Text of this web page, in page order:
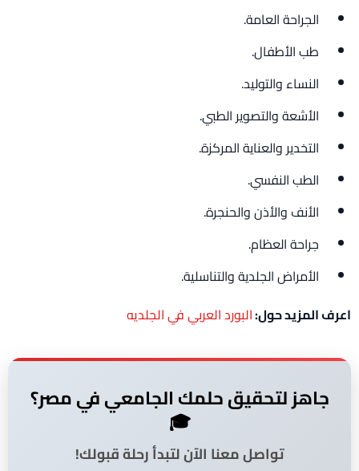
الجراحة العامة.
طب الأطفال.
النساء والتوليد.
الأشعة والتصوير الطبي.
التخدير والعناية المركزة.
الطب النفسي.
الأنف والأذن والحنجرة.
جراحة العظام.
الأمراض الجلدية والتناسلية.
اعرف المزيد حول:البورد العربي في الجلديه
جاهز لتحقيق حلمك الجامعي في مصر؟
🎓
تواصل معنا الآن لتبدأ رحلة قبولك!